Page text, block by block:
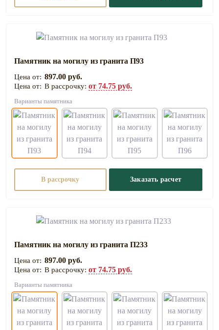
Памятник на могилу из гранита П93
897.00 руб.
В рассрочку: от 74.75 руб.
Варианты памятника
В рассрочку Заказать расчет
Памятник на могилу из гранита П233
897.00 руб.
В рассрочку: от 74.75 руб.
Варианты памятника